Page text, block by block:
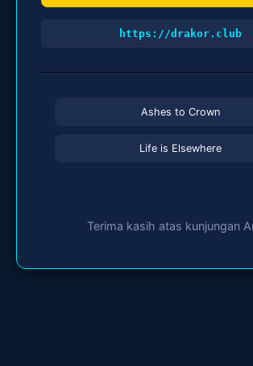
https://drakor.club
Ashes to Crown
Life is Elsewhere
Terima kasih atas kunjungan